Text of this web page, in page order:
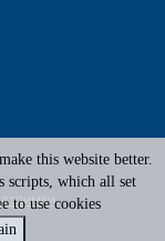
this website better.
scripts, which all set
to use cookies